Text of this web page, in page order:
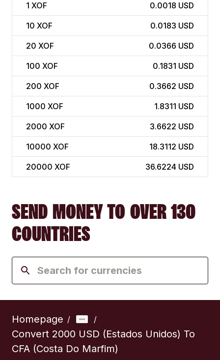
1 XOF 0.0018 USD
10 XOF 0.0183 USD
20 XOF 0.0366 USD
100 XOF 0.1831 USD
200 XOF 0.3662 USD
1000 XOF 1.8311 USD
2000 XOF 3.6622 USD
10000 XOF 18.3112 USD
20000 XOF 36.6224 USD
SEND MONEY TO OVER 130
COUNTRIES
Homepage / /
Convert 2000 USD (Estados Unidos) To
CFA (Costa Do Marfim)